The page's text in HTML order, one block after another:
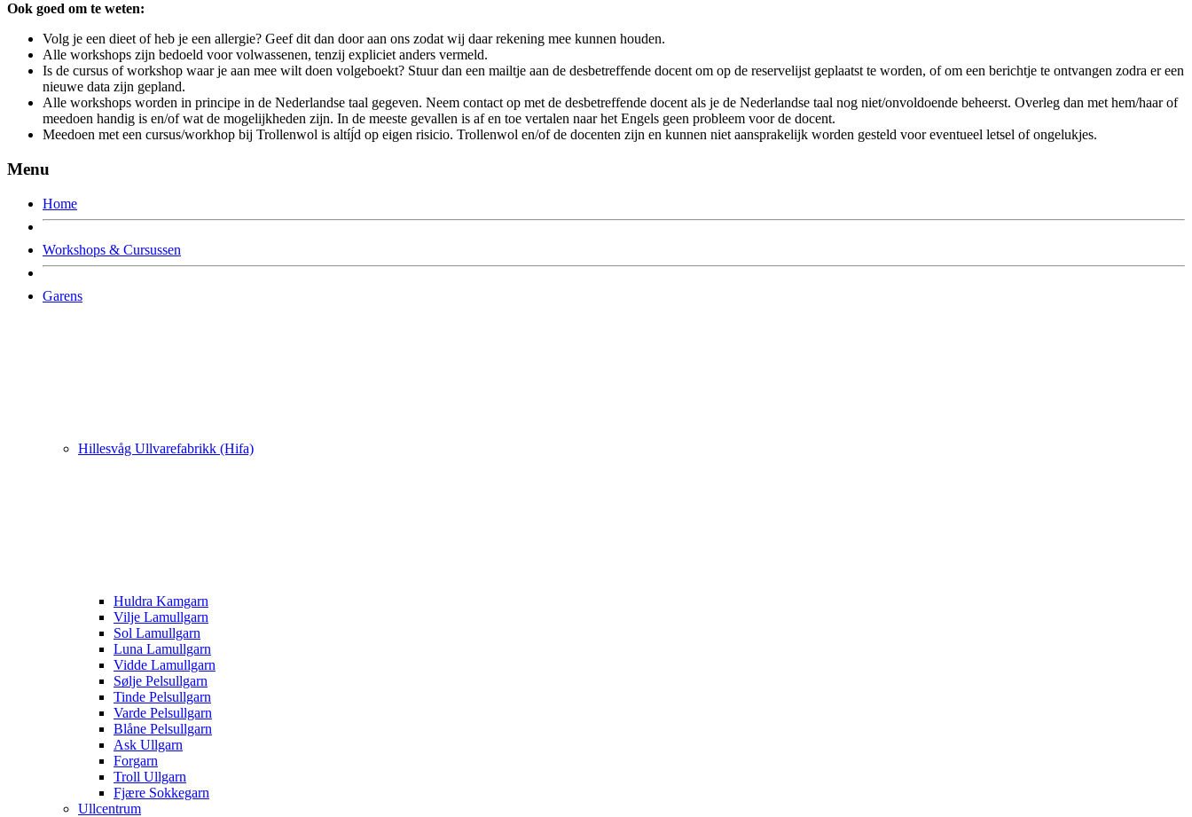
Ook goed om te weten:
Volg je een dieet of heb je een allergie? Geef dit dan door aan ons zodat wij daar rekening mee kunnen houden.
Alle workshops zijn bedoeld voor volwassenen, tenzij expliciet anders vermeld.
Is de cursus of workshop waar je aan mee wilt doen volgeboekt? Stuur dan een mailtje aan de desbetreffende docent om op de reservelijst geplaatst te worden, of om een berichtje te ontvangen zodra er een
nieuwe data zijn gepland.
Alle workshops worden in principe in de Nederlandse taal gegeven. Neem contact op met de desbetreffende docent als je de Nederlandse taal nog niet/onvoldoende beheerst. Overleg dan met hem/haar of
meedoen handig is en/of wat de mogelijkheden zijn. In de meeste gevallen is af en toe vertalen naar het Engels geen probleem voor de docent.
Meedoen met een cursus/workhop bij Trollenwol is altíj́d op eigen risicio. Trollenwol en/of de docenten zijn en kunnen niet aansprakelijk worden gesteld voor eventueel letsel of ongelukjes.
Menu
Home
Workshops & Cursussen
Garens
Hillesvåg Ullvarefabrikk (Hifa)
Huldra Kamgarn
Vilje Lamullgarn
Sol Lamullgarn
Luna Lamullgarn
Vidde Lamullgarn
Sølje Pelsullgarn
Tinde Pelsullgarn
Varde Pelsullgarn
Blåne Pelsullgarn
Ask Ullgarn
Forgarn
Troll Ullgarn
Fjære Sokkegarn
Ullcentrum